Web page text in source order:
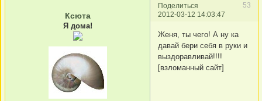
Поделиться
53
2012-03-12 14:03:47
Ксюта
Я дома!
Женя, ты чего! А ну ка
давай бери себя в руки и
выздоравливай!!!!
[взломанный сайт]